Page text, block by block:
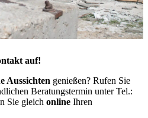
auf!
Aussichten genießen? Rufen Sie
Beratungstermin unter Tel.:
Sie gleich online Ihren